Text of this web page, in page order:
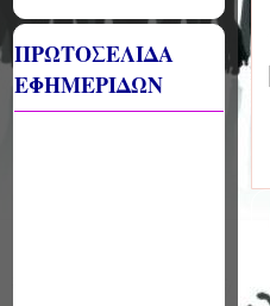
ΠΡΩΤΟΣΕΛΙΔΑ
ΕΦΗΜΕΡΙΔΩΝ